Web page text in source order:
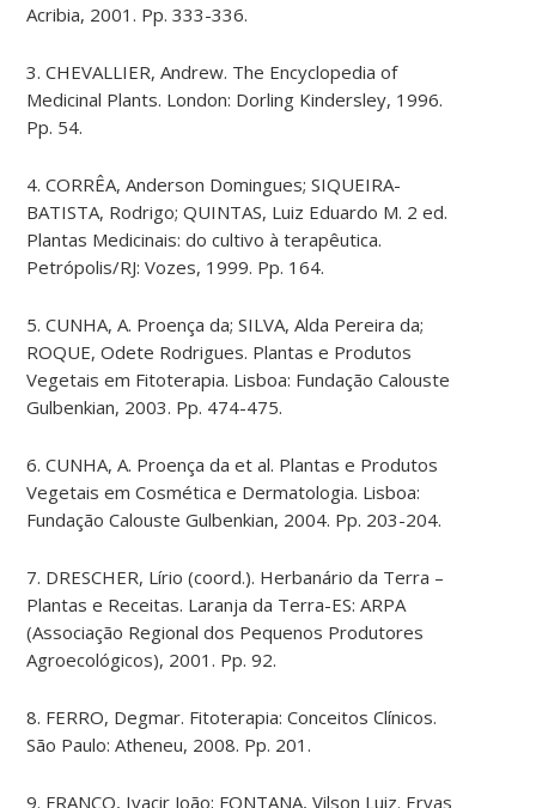
Acribia, 2001. Pp. 333-336.
3. CHEVALLIER, Andrew. The Encyclopedia of
Medicinal Plants. London: Dorling Kindersley, 1996.
Pp. 54.
4. CORRÊA, Anderson Domingues; SIQUEIRA-
BATISTA, Rodrigo; QUINTAS, Luiz Eduardo M. 2 ed.
Plantas Medicinais: do cultivo à terapêutica.
Petrópolis/RJ: Vozes, 1999. Pp. 164.
5. CUNHA, A. Proença da; SILVA, Alda Pereira da;
ROQUE, Odete Rodrigues. Plantas e Produtos
Vegetais em Fitoterapia. Lisboa: Fundação Calouste
Gulbenkian, 2003. Pp. 474-475.
6. CUNHA, A. Proença da et al. Plantas e Produtos
Vegetais em Cosmética e Dermatologia. Lisboa:
Fundação Calouste Gulbenkian, 2004. Pp. 203-204.
7. DRESCHER, Lírio (coord.). Herbanário da Terra –
Plantas e Receitas. Laranja da Terra-ES: ARPA
(Associação Regional dos Pequenos Produtores
Agroecológicos), 2001. Pp. 92.
8. FERRO, Degmar. Fitoterapia: Conceitos Clínicos.
São Paulo: Atheneu, 2008. Pp. 201.
9. FRANCO, Ivacir João; FONTANA, Vilson Luiz. Ervas